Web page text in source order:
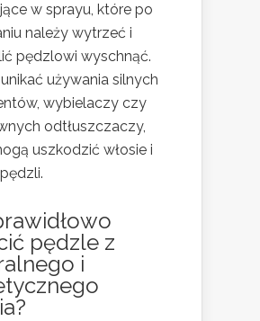
w sprayu, które po
należy wytrzeć i
pędzlowi wyschnąć.
używania silnych
wybielaczy czy
odtłuszczaczy,
uszkodzić włosie i
pędzle z
i